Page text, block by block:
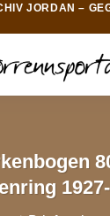
JORDAN –